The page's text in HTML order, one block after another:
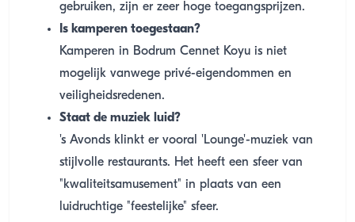
gebruiken, zijn er zeer hoge toegangsprijzen.
Is kamperen toegestaan?
Kamperen in Bodrum Cennet Koyu is niet
mogelijk vanwege privé-eigendommen en
veiligheidsredenen.
Staat de muziek luid?
's Avonds klinkt er vooral 'Lounge'-muziek van
stijlvolle restaurants. Het heeft een sfeer van
"kwaliteitsamusement" in plaats van een
luidruchtige "feestelijke" sfeer.